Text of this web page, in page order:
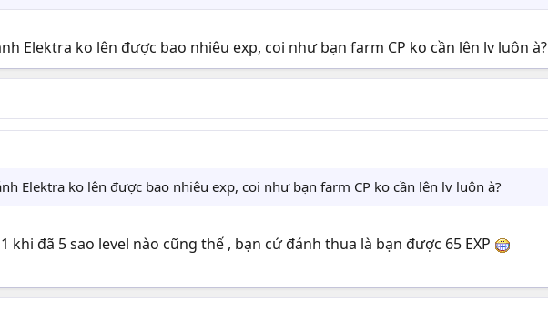
Elektra ko lên được bao nhiêu exp, coi như bạn farm CP ko cần lên lv luôn à?
Elektra ko lên được bao nhiêu exp, coi như bạn farm CP ko cần lên lv luôn à?
khi đã 5 sao level nào cũng thế , bạn cứ đánh thua là bạn được 65 EXP